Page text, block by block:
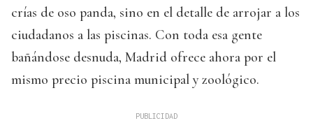
crías de oso panda, sino en el detalle de arrojar a los
ciudadanos a las piscinas. Con toda esa gente
bañándose desnuda, Madrid ofrece ahora por el
mismo precio piscina municipal y zoológico.